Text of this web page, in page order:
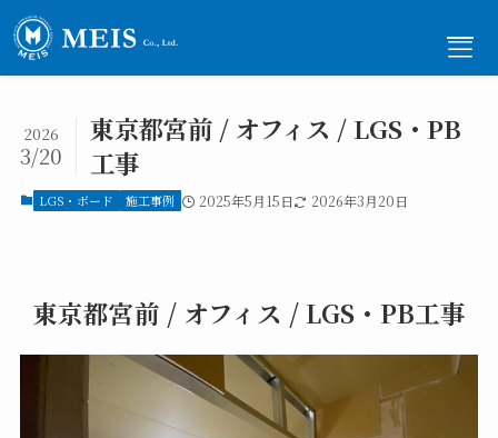
メニュー
事業内容-Service
施工事例-Works
ご依頼の流れ
東京都宮前 / オフィス / LGS・PB
工事
2026
3/20
LGS・ボード 施工事例 2025年5月15日 2026年3月20日
東京都宮前 / オフィス / LGS・PB工事